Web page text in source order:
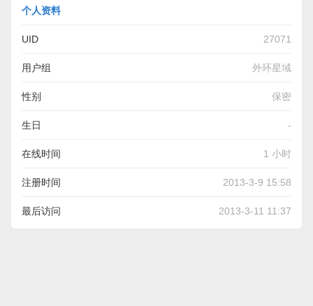
个人资料
UID 27071
用户组 外环星域
性别 保密
生日 -
在线时间 1 小时
注册时间 2013-3-9 15:58
最后访问 2013-3-11 11:37